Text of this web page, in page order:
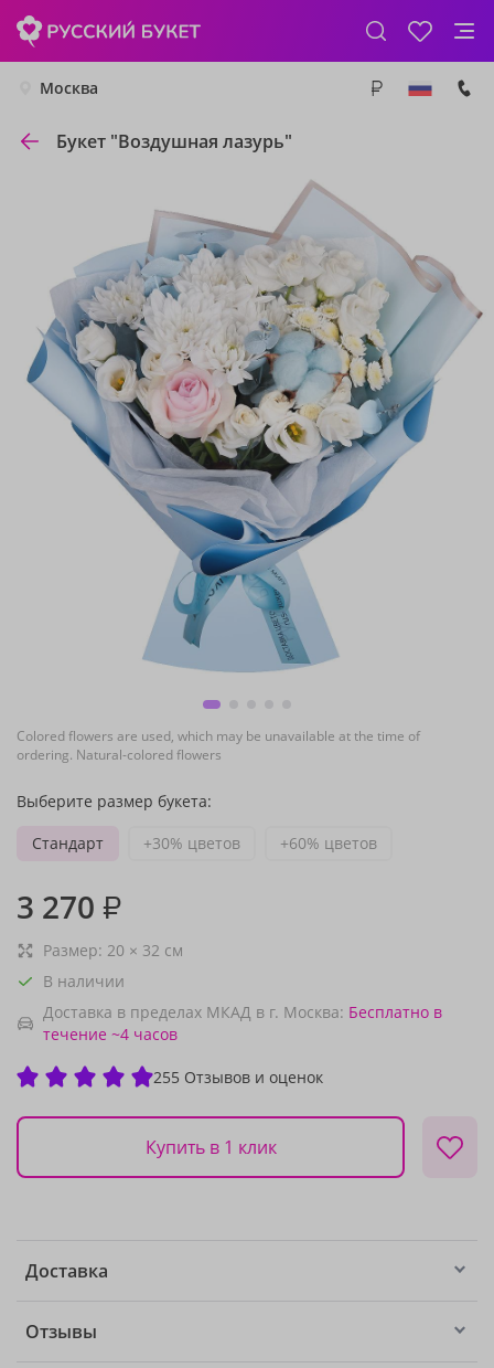
Москва
Букет "Воздушная лазурь"
Colored flowers are used, which may be unavailable at the time of
ordering. Natural-colored flowers
Выберите размер букета:
Стандарт
+30% цветов +60% цветов
3 270 ₽
Размер: 20 × 32 см
В наличии
Доставка в пределах МКАД в г. Москва: Бесплатно в
течение ~4 часов
255 Отзывов и оценок
Купить в 1 клик
Доставка
Отзывы